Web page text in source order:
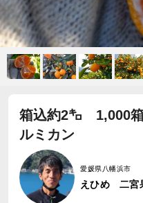
箱込約2㌔ 1,000
ルミカン
愛媛県八幡浜市
えひめ 二宮